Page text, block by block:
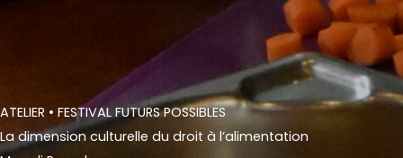
ATELIER • FESTIVAL FUTURS POSSIBLES
La dimension culturelle du droit à l’alimentation